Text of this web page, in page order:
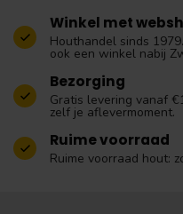
Winkel met
Houthandel sinds
ook een winkel nabij
Bezorging
Gratis levering vanaf
zelf je aflevermoment.
Ruime voorraad
Ruime voorraad hout: